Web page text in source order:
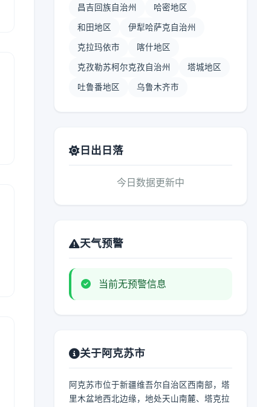
昌吉回族自治州 哈密地区
和田地区 伊犁哈萨克自治州
克拉玛依市 喀什地区
克孜勒苏柯尔克孜自治州 塔城地区
吐鲁番地区 乌鲁木齐市
日出日落
今日数据更新中
天气预警
当前无预警信息
关于阿克苏市
阿克苏市位于新疆维吾尔自治区西南部，塔
里木盆地西北边缘，地处天山南麓、塔克拉